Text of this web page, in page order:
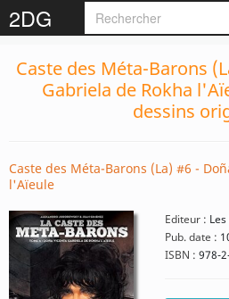
2DG
Caste des Méta-Barons
Gabriela de Rokha
dessins
Caste des Méta-Barons (La) #6 -
l'Aïeule
Editeur :
Pub. date :
ISBN : 978-